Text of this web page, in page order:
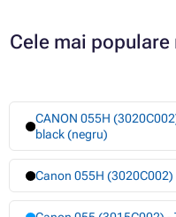
Cele mai populare
CANON 055H
black (negru)
Canon 055H (3020C002)